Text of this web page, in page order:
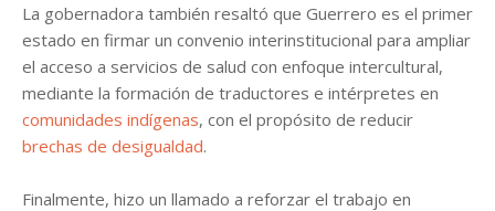
La gobernadora también resaltó que Guerrero es el primer
estado en firmar un convenio interinstitucional para ampliar
el acceso a servicios de salud con enfoque intercultural,
mediante la formación de traductores e intérpretes en
comunidades indígenas, con el propósito de reducir
brechas de desigualdad.
Finalmente, hizo un llamado a reforzar el trabajo en